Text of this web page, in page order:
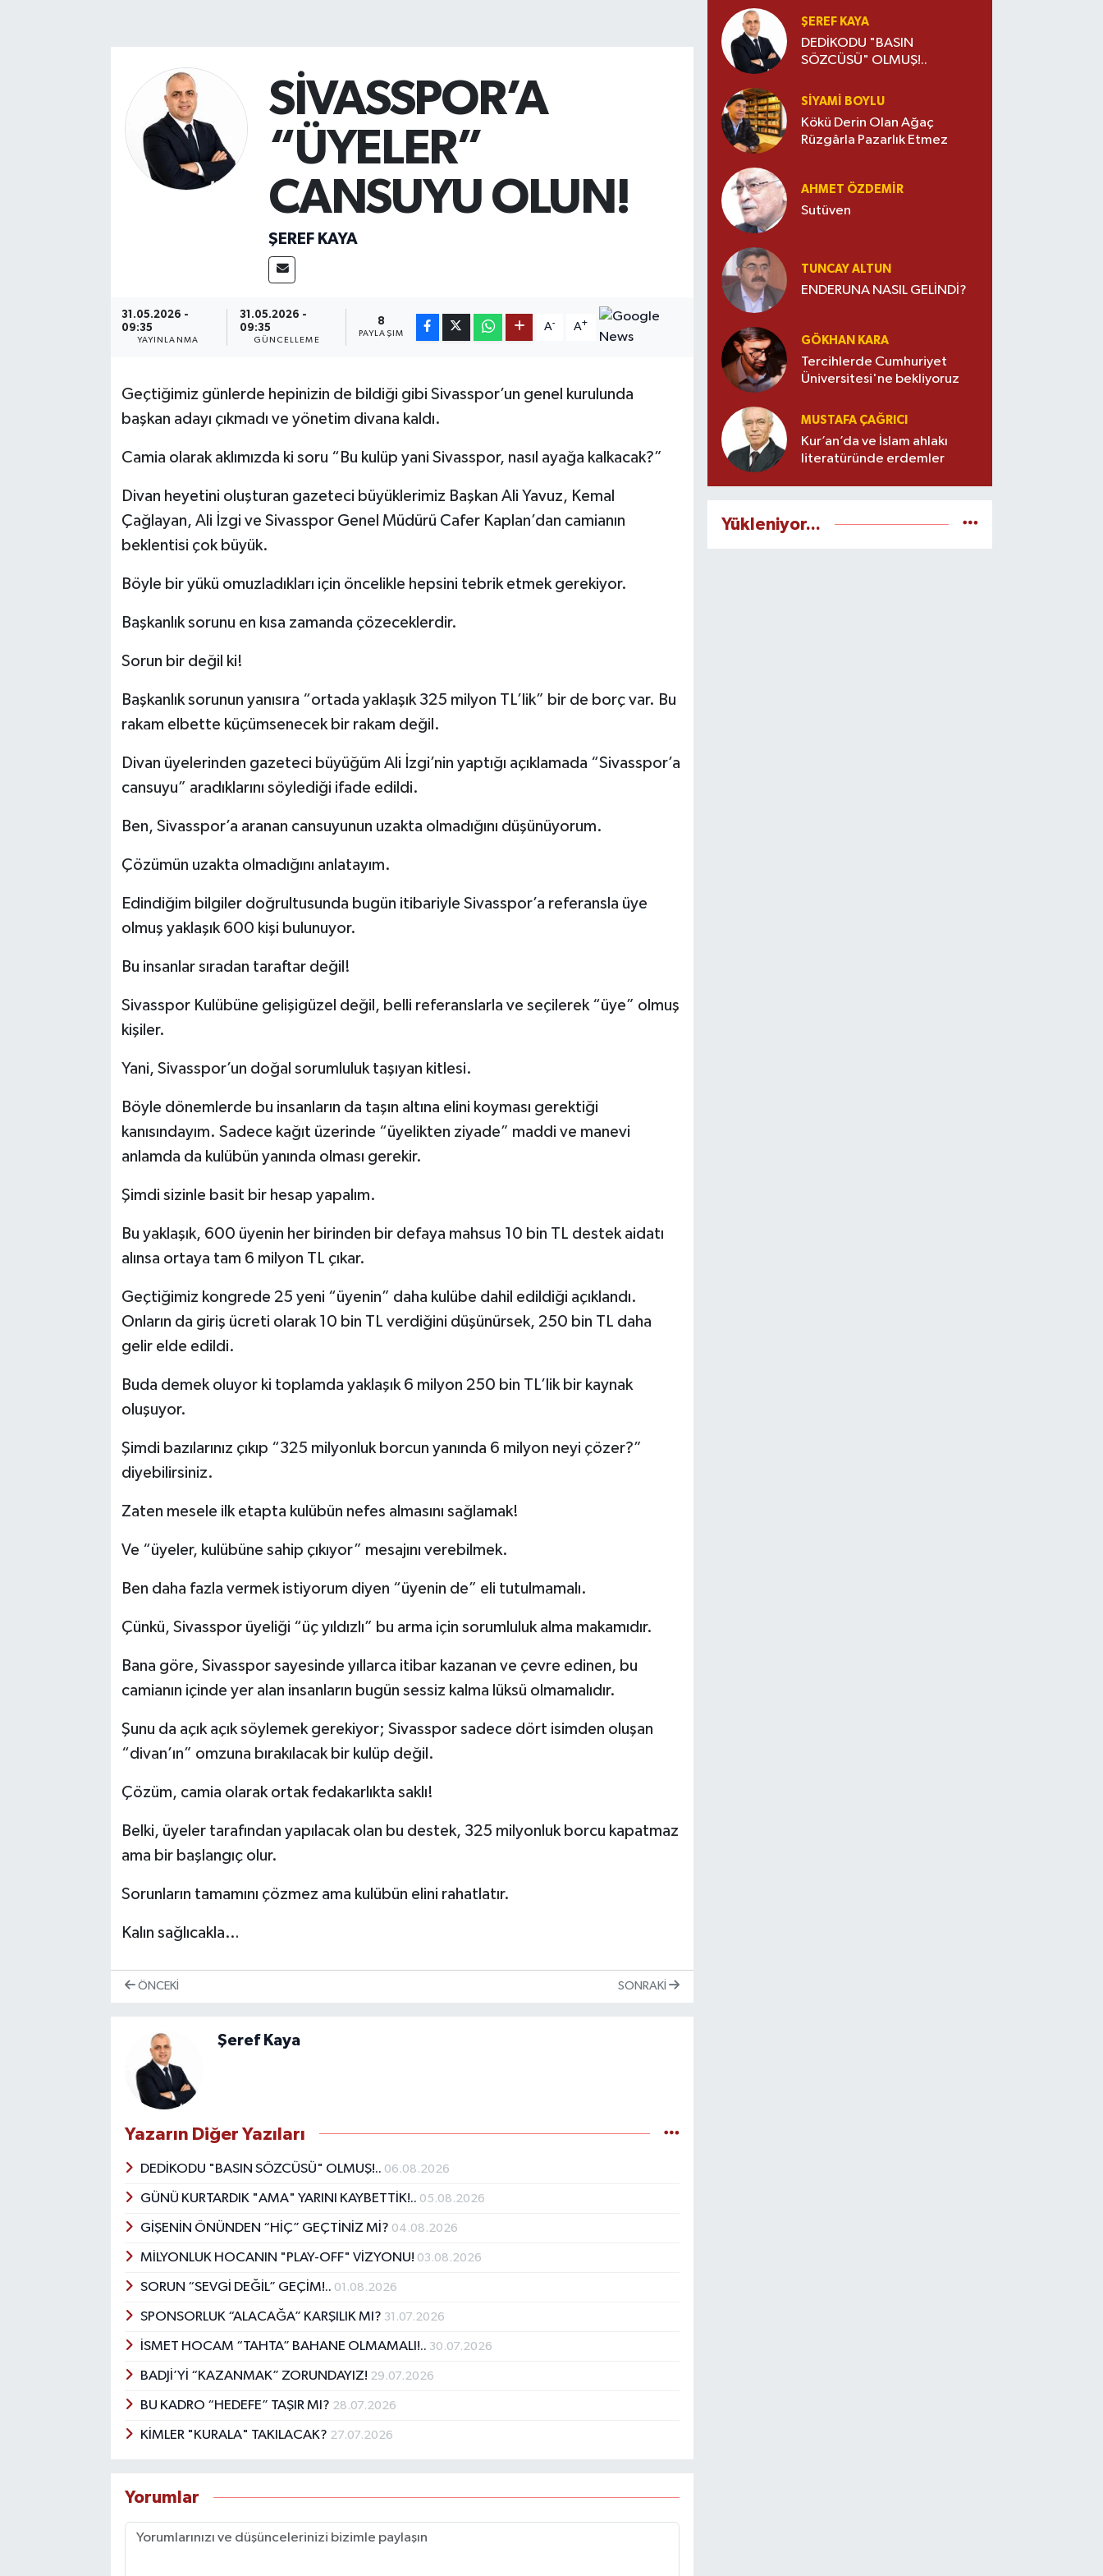
SİVASSPOR’A
“ÜYELER”
CANSUYU OLUN!
ŞEREF KAYA
31.05.2026 -
09:35
YAYINLANMA
31.05.2026 -
09:35
GÜNCELLEME
8
PAYLAŞIM
A- A+
Geçtiğimiz günlerde hepinizin de bildiği gibi Sivasspor’un genel kurulunda
başkan adayı çıkmadı ve yönetim divana kaldı.
Camia olarak aklımızda ki soru “Bu kulüp yani Sivasspor, nasıl ayağa kalkacak?”
Divan heyetini oluşturan gazeteci büyüklerimiz Başkan Ali Yavuz, Kemal
Çağlayan, Ali İzgi ve Sivasspor Genel Müdürü Cafer Kaplan’dan camianın
beklentisi çok büyük.
Böyle bir yükü omuzladıkları için öncelikle hepsini tebrik etmek gerekiyor.
Başkanlık sorunu en kısa zamanda çözeceklerdir.
Sorun bir değil ki!
Başkanlık sorunun yanısıra “ortada yaklaşık 325 milyon TL’lik” bir de borç var. Bu
rakam elbette küçümsenecek bir rakam değil.
Divan üyelerinden gazeteci büyüğüm Ali İzgi’nin yaptığı açıklamada “Sivasspor’a
cansuyu” aradıklarını söylediği ifade edildi.
Ben, Sivasspor’a aranan cansuyunun uzakta olmadığını düşünüyorum.
Çözümün uzakta olmadığını anlatayım.
Edindiğim bilgiler doğrultusunda bugün itibariyle Sivasspor’a referansla üye
olmuş yaklaşık 600 kişi bulunuyor.
Bu insanlar sıradan taraftar değil!
Sivasspor Kulübüne gelişigüzel değil, belli referanslarla ve seçilerek “üye” olmuş
kişiler.
Yani, Sivasspor’un doğal sorumluluk taşıyan kitlesi.
Böyle dönemlerde bu insanların da taşın altına elini koyması gerektiği
kanısındayım. Sadece kağıt üzerinde “üyelikten ziyade” maddi ve manevi
anlamda da kulübün yanında olması gerekir.
Şimdi sizinle basit bir hesap yapalım.
Bu yaklaşık, 600 üyenin her birinden bir defaya mahsus 10 bin TL destek aidatı
alınsa ortaya tam 6 milyon TL çıkar.
Geçtiğimiz kongrede 25 yeni “üyenin” daha kulübe dahil edildiği açıklandı.
Onların da giriş ücreti olarak 10 bin TL verdiğini düşünürsek, 250 bin TL daha
gelir elde edildi.
Buda demek oluyor ki toplamda yaklaşık 6 milyon 250 bin TL’lik bir kaynak
oluşuyor.
Şimdi bazılarınız çıkıp “325 milyonluk borcun yanında 6 milyon neyi çözer?”
diyebilirsiniz.
Zaten mesele ilk etapta kulübün nefes almasını sağlamak!
Ve “üyeler, kulübüne sahip çıkıyor” mesajını verebilmek.
Ben daha fazla vermek istiyorum diyen “üyenin de” eli tutulmamalı.
Çünkü, Sivasspor üyeliği “üç yıldızlı” bu arma için sorumluluk alma makamıdır.
Bana göre, Sivasspor sayesinde yıllarca itibar kazanan ve çevre edinen, bu
camianın içinde yer alan insanların bugün sessiz kalma lüksü olmamalıdır.
Şunu da açık açık söylemek gerekiyor; Sivasspor sadece dört isimden oluşan
“divan’ın” omzuna bırakılacak bir kulüp değil.
Çözüm, camia olarak ortak fedakarlıkta saklı!
Belki, üyeler tarafından yapılacak olan bu destek, 325 milyonluk borcu kapatmaz
ama bir başlangıç olur.
Sorunların tamamını çözmez ama kulübün elini rahatlatır.
Kalın sağlıcakla…
ÖNCEKI SONRAKI
Şeref Kaya
Yazarın Diğer Yazıları
DEDİKODU "BASIN SÖZCÜSÜ" OLMUŞ!.. 06.08.2026
GÜNÜ KURTARDIK "AMA" YARINI KAYBETTİK!.. 05.08.2026
GİŞENİN ÖNÜNDEN “HİÇ” GEÇTİNİZ Mİ? 04.08.2026
MİLYONLUK HOCANIN "PLAY-OFF" VİZYONU! 03.08.2026
SORUN “SEVGİ DEĞİL” GEÇİM!.. 01.08.2026
SPONSORLUK “ALACAĞA” KARŞILIK MI? 31.07.2026
İSMET HOCAM “TAHTA” BAHANE OLMAMALI!.. 30.07.2026
BADJİ’Yİ “KAZANMAK” ZORUNDAYIZ! 29.07.2026
BU KADRO “HEDEFE” TAŞIR MI? 28.07.2026
KİMLER "KURALA" TAKILACAK? 27.07.2026
Yorumlar
ŞEREF KAYA
DEDİKODU "BASIN
SÖZCÜSÜ" OLMUŞ!..
SIYAMI BOYLU
Kökü Derin Olan Ağaç
Rüzgârla Pazarlık Etmez
AHMET ÖZDEMIR
Sutüven
TUNCAY ALTUN
ENDERUNA NASIL GELİNDİ?
GÖKHAN KARA
Tercihlerde Cumhuriyet
Üniversitesi'ne bekliyoruz
MUSTAFA ÇAĞRICI
Kur’an’da ve İslam ahlakı
literatüründe erdemler
Yükleniyor...
RESMİ İLANLAR